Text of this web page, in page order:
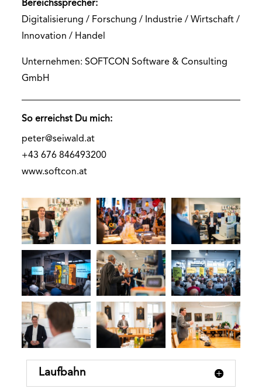
Bereichssprecher:
Digitalisierung / Forschung / Industrie / Wirtschaft /
Innovation / Handel
Unternehmen: SOFTCON Software & Consulting
GmbH
So erreichst Du mich:
peter@seiwald.at
+43 676 846493200
www.softcon.at
Laufbahn